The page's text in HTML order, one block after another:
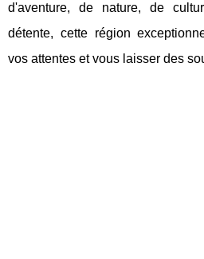
d'aventure, de nature, de
détente, cette région
vos attentes et vous laisser des